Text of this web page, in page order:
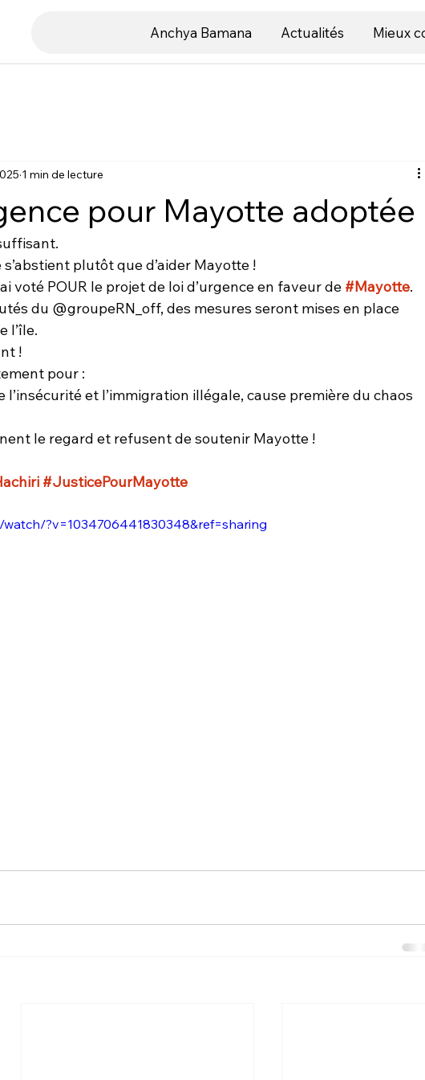
Anchya Bamana Actualités Mieux
pour Mayotte adoptée
1 min de lecture
plutôt que d’aider Mayotte !
voté POUR le projet de loi d’urgence en faveur de #Mayotte.
du @groupeRN_off, des mesures seront mises en place
l’île.
!
pour :
et l’immigration illégale, cause première du chaos
le regard et refusent de soutenir Mayotte !
#JusticePourMayotte
?v=1034706441830348&ref=sharing